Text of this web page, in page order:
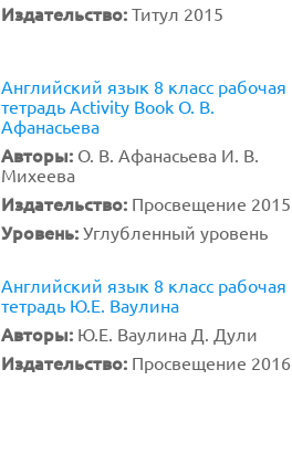
Издательство: Титул 2015
Английский язык 8 класс рабочая
тетрадь Activity Book О. В.
Афанасьева
Авторы: О. В. Афанасьева И. В.
Михеева
Издательство: Просвещение 2015
Уровень: Углубленный уровень
Английский язык 8 класс рабочая
тетрадь Ю.Е. Ваулина
Авторы: Ю.Е. Ваулина Д. Дули
Издательство: Просвещение 2016